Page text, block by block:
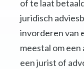
of te laat
juridisch
invorderen van
meestal om
een jurist of